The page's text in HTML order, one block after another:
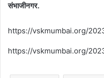
संभाजीनगर.
https://vskmumbai.org/
https://vskmumbai.org/